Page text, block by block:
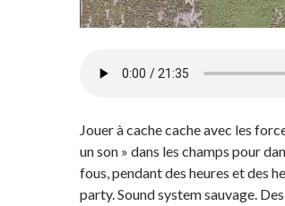
Jouer à cache cache avec les
un son » dans les champs pour
fous, pendant des heures et des
party. Sound system sauvage.